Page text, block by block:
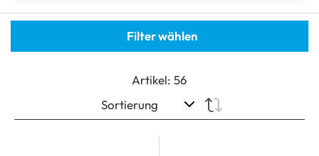
Filter wählen
Artikel: 56